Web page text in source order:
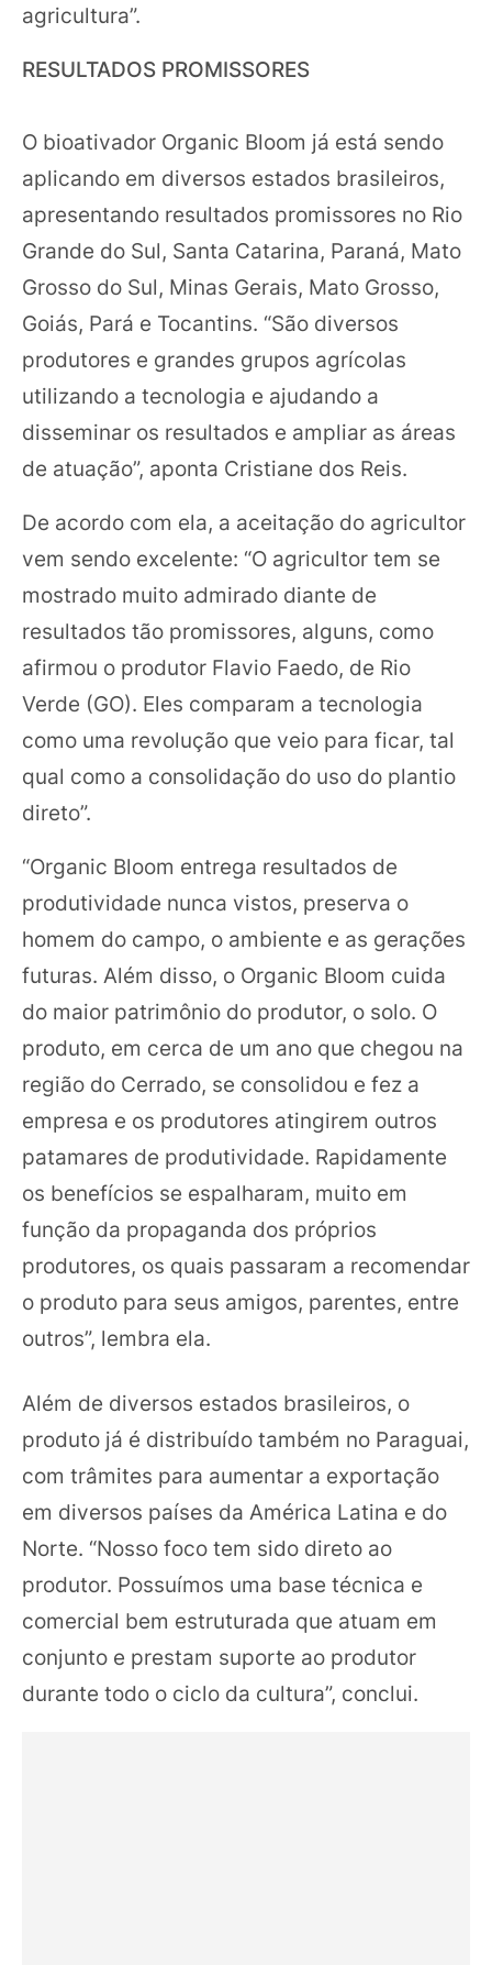
agricultura”.
RESULTADOS PROMISSORES
O bioativador Organic Bloom já está sendo
aplicando em diversos estados brasileiros,
apresentando resultados promissores no Rio
Grande do Sul, Santa Catarina, Paraná, Mato
Grosso do Sul, Minas Gerais, Mato Grosso,
Goiás, Pará e Tocantins. “São diversos
produtores e grandes grupos agrícolas
utilizando a tecnologia e ajudando a
disseminar os resultados e ampliar as áreas
de atuação”, aponta Cristiane dos Reis.
De acordo com ela, a aceitação do agricultor
vem sendo excelente: “O agricultor tem se
mostrado muito admirado diante de
resultados tão promissores, alguns, como
afirmou o produtor Flavio Faedo, de Rio
Verde (GO). Eles comparam a tecnologia
como uma revolução que veio para ficar, tal
qual como a consolidação do uso do plantio
direto”.
“Organic Bloom entrega resultados de
produtividade nunca vistos, preserva o
homem do campo, o ambiente e as gerações
futuras. Além disso, o Organic Bloom cuida
do maior patrimônio do produtor, o solo. O
produto, em cerca de um ano que chegou na
região do Cerrado, se consolidou e fez a
empresa e os produtores atingirem outros
patamares de produtividade. Rapidamente
os benefícios se espalharam, muito em
função da propaganda dos próprios
produtores, os quais passaram a recomendar
o produto para seus amigos, parentes, entre
outros”, lembra ela.
Além de diversos estados brasileiros, o
produto já é distribuído também no Paraguai,
com trâmites para aumentar a exportação
em diversos países da América Latina e do
Norte. “Nosso foco tem sido direto ao
produtor. Possuímos uma base técnica e
comercial bem estruturada que atuam em
conjunto e prestam suporte ao produtor
durante todo o ciclo da cultura”, conclui.